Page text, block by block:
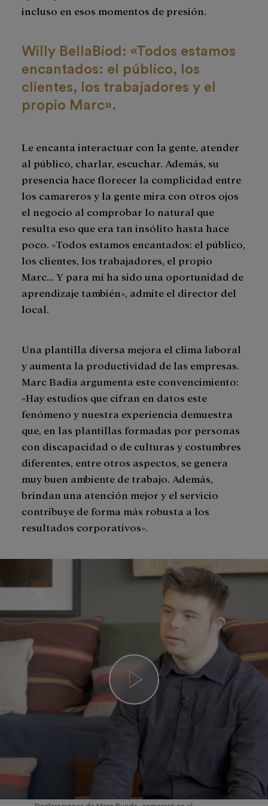
incluso en esos momentos de presión.
Willy BellaBiod: «Todos estamos
encantados: el público, los
clientes, los trabajadores y el
propio Marc».
Le encanta interactuar con la gente, atender
al público, charlar, escuchar. Además, su
presencia hace florecer la complicidad entre
los camareros y la gente mira con otros ojos
el negocio al comprobar lo natural que
resulta eso que era tan insólito hasta hace
poco. «Todos estamos encantados: el público,
los clientes, los trabajadores, el propio
Marc… Y para mí ha sido una oportunidad de
aprendizaje también», admite el director del
local.
Una plantilla diversa mejora el clima laboral
y aumenta la productividad de las empresas.
Marc Badia argumenta este convencimiento:
«Hay estudios que cifran en datos este
fenómeno y nuestra experiencia demuestra
que, en las plantillas formadas por personas
con discapacidad o de culturas y costumbres
diferentes, entre otros aspectos, se genera
muy buen ambiente de trabajo. Además,
brindan una atención mejor y el servicio
contribuye de forma más robusta a los
resultados corporativos».